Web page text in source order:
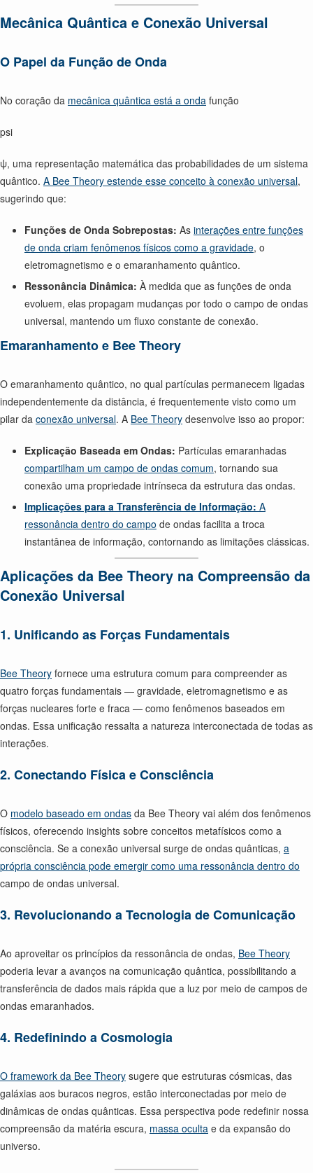
Mecânica Quântica e Conexão Universal
O Papel da Função de Onda
No coração da mecânica quântica está a onda função
psi
ψ, uma representação matemática das probabilidades de um sistema
quântico. A Bee Theory estende esse conceito à conexão universal,
sugerindo que:
Funções de Onda Sobrepostas: As interações entre funções
de onda criam fenômenos físicos como a gravidade, o
eletromagnetismo e o emaranhamento quântico.
Ressonância Dinâmica: À medida que as funções de onda
evoluem, elas propagam mudanças por todo o campo de ondas
universal, mantendo um fluxo constante de conexão.
Emaranhamento e Bee Theory
O emaranhamento quântico, no qual partículas permanecem ligadas
independentemente da distância, é frequentemente visto como um
pilar da conexão universal. A Bee Theory desenvolve isso ao propor:
Explicação Baseada em Ondas: Partículas emaranhadas
compartilham um campo de ondas comum, tornando sua
conexão uma propriedade intrínseca da estrutura das ondas.
Implicações para a Transferência de Informação: A
ressonância dentro do campo de ondas facilita a troca
instantânea de informação, contornando as limitações clássicas.
Aplicações da Bee Theory na Compreensão da
Conexão Universal
1. Unificando as Forças Fundamentais
Bee Theory fornece uma estrutura comum para compreender as
quatro forças fundamentais — gravidade, eletromagnetismo e as
forças nucleares forte e fraca — como fenômenos baseados em
ondas. Essa unificação ressalta a natureza interconectada de todas as
interações.
2. Conectando Física e Consciência
O modelo baseado em ondas da Bee Theory vai além dos fenômenos
físicos, oferecendo insights sobre conceitos metafísicos como a
consciência. Se a conexão universal surge de ondas quânticas, a
própria consciência pode emergir como uma ressonância dentro do
campo de ondas universal.
3. Revolucionando a Tecnologia de Comunicação
Ao aproveitar os princípios da ressonância de ondas, Bee Theory
poderia levar a avanços na comunicação quântica, possibilitando a
transferência de dados mais rápida que a luz por meio de campos de
ondas emaranhados.
4. Redefinindo a Cosmologia
O framework da Bee Theory sugere que estruturas cósmicas, das
galáxias aos buracos negros, estão interconectadas por meio de
dinâmicas de ondas quânticas. Essa perspectiva pode redefinir nossa
compreensão da matéria escura, massa oculta e da expansão do
universo.